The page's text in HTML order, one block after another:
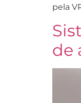
pela
de